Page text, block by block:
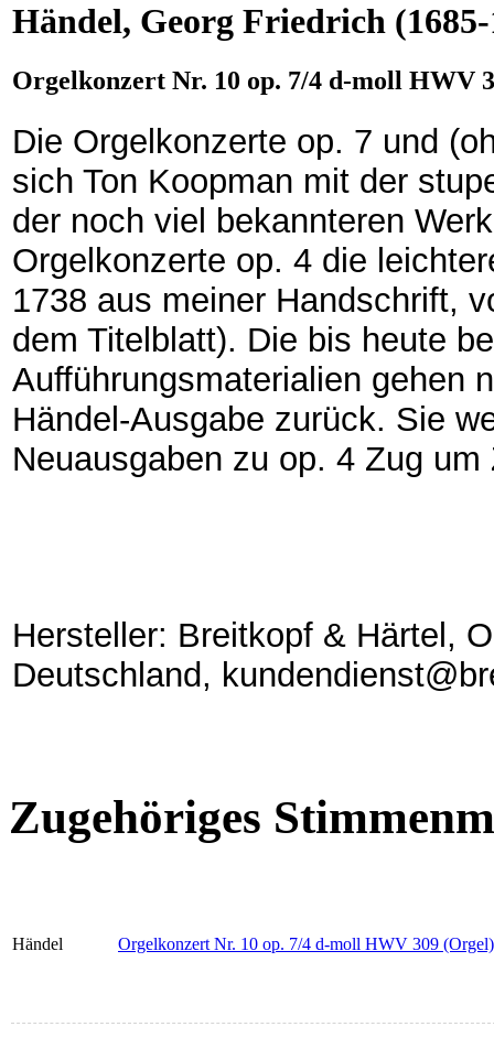
Händel, Georg Friedrich
Orgelkonzert Nr. 10 op. 7/4 d-moll HWV
Die Orgelkonzerte op. 7 und
sich Ton Koopman mit der
der noch viel bekannteren
Orgelkonzerte op. 4 die
1738 aus meiner Handschrift,
dem Titelblatt). Die bis heute
Aufführungsmaterialien gehen
Händel-Ausgabe zurück. Sie
Neuausgaben zu op. 4 Zug
Hersteller: Breitkopf & Härtel,
Deutschland,
Zugehöriges
Händel Orgelkonzert Nr. 10 op. 7/4 d-moll HWV 309 (Orgel)